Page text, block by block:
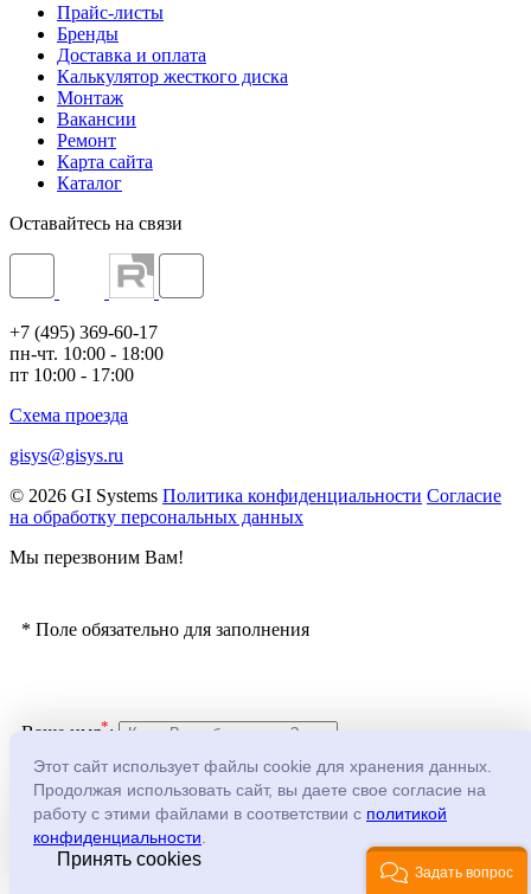
Прайс-листы
Бренды
Доставка и оплата
Калькулятор жесткого диска
Монтаж
Вакансии
Ремонт
Карта сайта
Каталог
Оставайтесь на связи
+7 (495) 369-60-17
пн-чт. 10:00 - 18:00
пт 10:00 - 17:00
Схема проезда
gisys@gisys.ru
© 2026 GI Systems Политика конфиденциальности Согласие
на обработку персональных данных
Этот сайт использует файлы cookie для хранения данных.
Продолжая использовать сайт, вы даете свое согласие на
работу с этими файлами в соответствии с политикой
конфиденциальности
Принять cookies
Мы перезвоним Вам!
* Поле обязательно для заполнения
Ваше имя*:
Телефон *:
Введите код с картинки:
Задать вопрос